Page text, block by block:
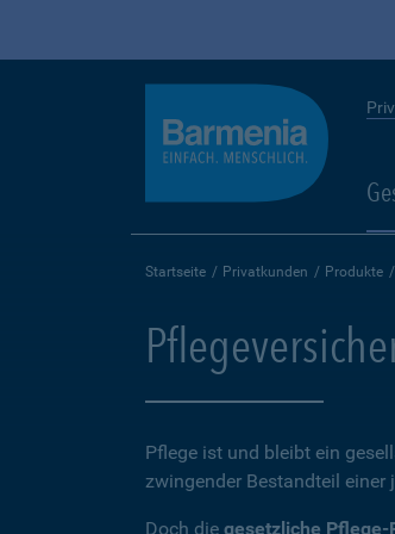
Startseite Privatkunden Produkte
Pflege ist und bleibt ein
zwingender Bestandteil einer
Doch die gesetzliche